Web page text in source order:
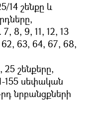
14 շենքը և
8, 9, 11, 12, 13
63, 64, 67, 68,
շենքերը,
155 սեփական
նրբանցքների